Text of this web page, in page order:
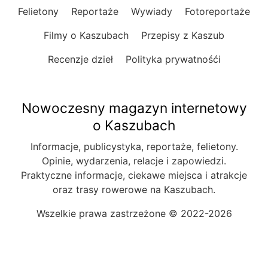
Felietony Reportaże Wywiady
Fotoreportaże
Filmy o Kaszubach
Przepisy z Kaszub
Recenzje dzieł
Polityka prywatnośći
Nowoczesny magazyn internetowy
o Kaszubach
Informacje, publicystyka, reportaże, felietony.
Opinie, wydarzenia, relacje i zapowiedzi.
Praktyczne informacje, ciekawe miejsca i atrakcje
oraz trasy rowerowe na Kaszubach.
Wszelkie prawa zastrzeżone © 2022-2026